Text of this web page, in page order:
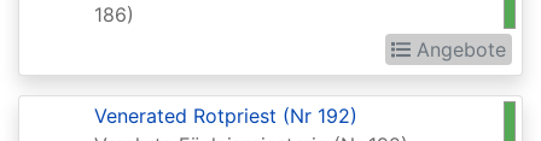
Conflux
Conspiracy:
186)
Angebote
Venerated Rotpriest (Nr 192)